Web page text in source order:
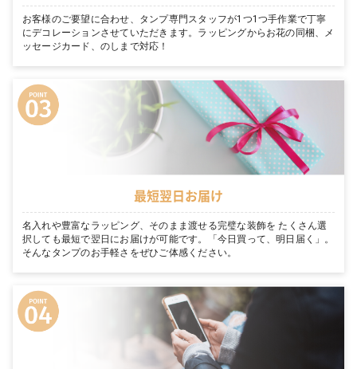
お客様のご要望に合わせ、タンプ専門スタッフが1つ1つ手作業で丁寧
にデコレーションさせていただきます。ラッピングからお花の同梱、メ
ッセージカード、のしまで対応！
最短翌日お届け
名入れや豊富なラッピング、そのまま渡せる完璧な装飾を たくさん選
択しても最短で翌日にお届けが可能です。「今日買って、明日届く」。
そんなタンプのお手軽さをぜひご体感ください。